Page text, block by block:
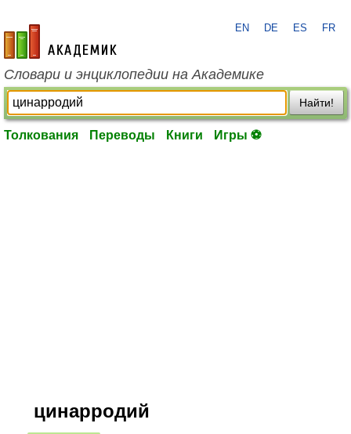
academic.ru
EN DE ES FR
Словари и энциклопедии на Академике
Найти!
Толкования Переводы Книги Игры ⚽
цинарродий